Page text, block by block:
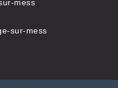
mess
sur-mess